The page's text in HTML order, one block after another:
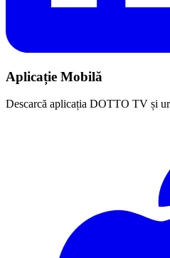
Aplicație Mobilă
Descarcă aplicația DOTTO TV și